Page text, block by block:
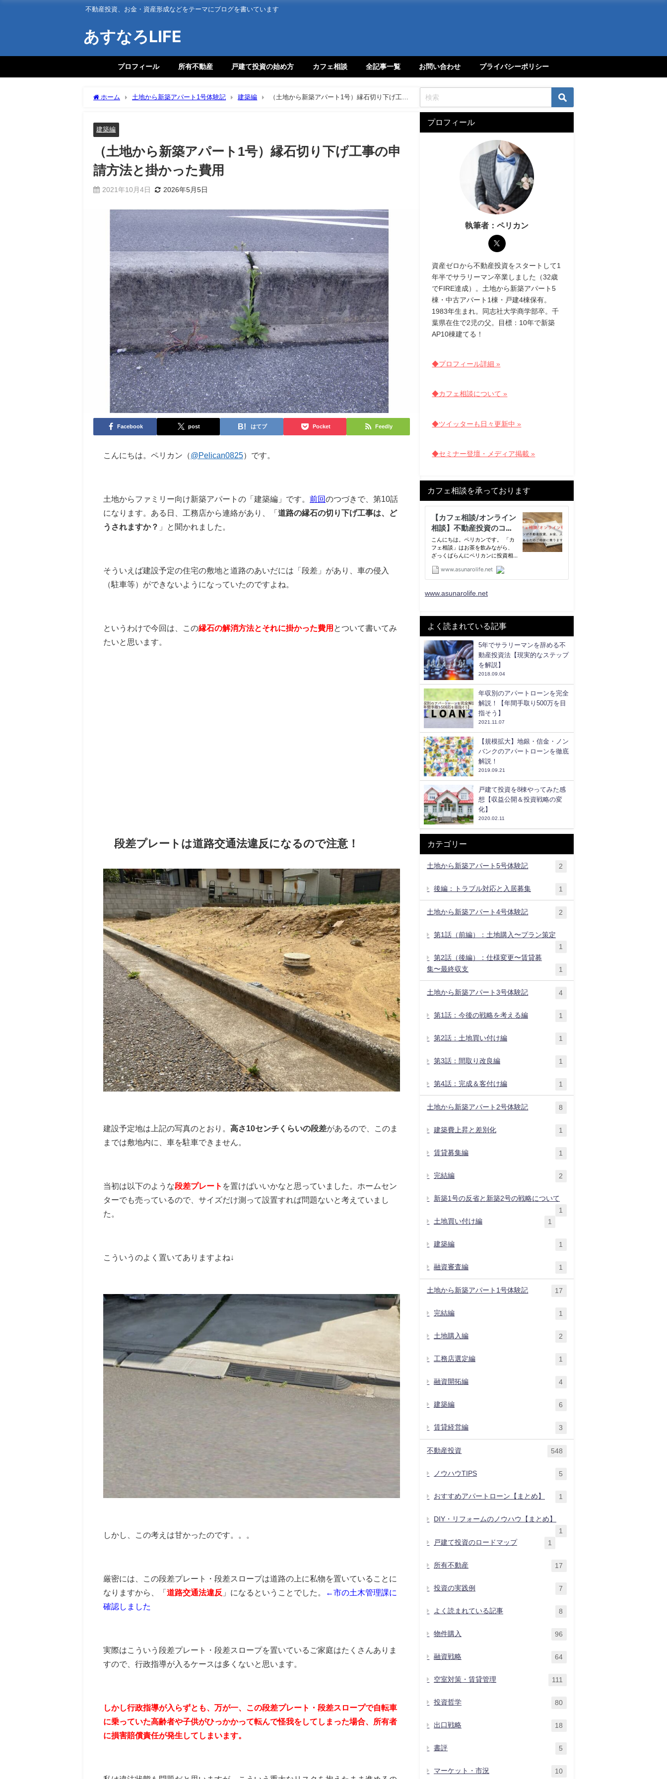
不動産投資、お金・資産形成などをテーマにブログを書いています
あすなろLIFE
プロフィール 所有不動産 戸建て投資の始め方 カフェ相談 全記事一覧 お問い合わせ プライバシーポリシー
ホーム 土地から新築アパート1号体験記 建築編
（土地から新築アパート1号）縁石切り下げ工事
建築編
（土地から新築アパート1号）縁石切り下げ工事の申
請方法と掛かった費用
2021年10月4日 2026年5月5日
Facebook post はてブ Pocket Feedly
こんにちは。ペリカン（@Pelican0825）です。
土地からファミリー向け新築アパートの「建築編」です。 前回のつづきで、第10話
になります。ある日、工務店から連絡があり、「 道路の縁石の切り下げ工事は、ど
うされますか？ 」と聞かれました。
そういえば建設予定の住宅の敷地と道路のあいだには「段差」があり、車の侵入
（駐車等）ができないようになっていたのですよね。
というわけで今回は、この縁石の解消方法とそれに掛かった費用 とついて書いてみ
たいと思います。
段差プレートは道路交通法違反になるので注意！
建設予定地は上記の写真のとおり。 高さ10センチくらいの段差があるので、このま
までは敷地内に、車を駐車できません。
当初は以下のような段差プレート を置けばいいかなと思っていました。ホームセン
ターでも売っているので、サイズだけ測って設置すれば問題ないと考えていまし
た。
こういうのよく置いてありますよね↓
しかし、この考えは甘かったのです。。。
厳密には、この段差プレート・段差スロープは道路の上に私物を置いていることに
なりますから、「 道路交通法違反 」になるということでした。
←市の土木管理課に
確認しました
実際はこういう段差プレート・段差スロープを置いているご家庭はたくさんありま
すので、行政指導が入るケースは多くないと思います。
しかし行政指導が入らずとも、万が一、この段差プレート・段差スロープで自転車
に乗っていた高齢者や子供がひっかかって転んで怪我をしてしまった場合、所有者
に損害賠償責任が発生してしまいます。
プロフィール
執筆者：ペリカン
資産ゼロから不動産投資をスタートして1
年半でサラリーマン卒業しました（32歳
でFIRE達成）。土地から新築アパート5
棟・中古アパート1棟・戸建4棟保有。
1983年生まれ。同志社大学商学部卒。千
葉県在住で2児の父。目標：10年で新築
AP10棟建てる！
◆プロフィール詳細 »
◆カフェ相談について »
◆ツイッターも日々更新中 »
◆セミナー登壇・メディア掲載 »
カフェ相談を承っております
www.asunarolife.net
よく読まれている記事
5年でサラリーマンを辞める不
動産投資法【現実的なステップ
を解説】
2018.09.04
年収別のアパートローンを完全
解説！【年間手取り500万を目
指そう】
2021.11.07
【規模拡大】地銀・信金・ノン
バンクのアパートローンを徹底
解説！
2019.09.21
戸建て投資を8棟やってみた感
想【収益公開＆投資戦略の変
化】
2020.02.11
カテゴリー
土地から新築アパート5号体験記 2
後編：トラブル対応と入居募集 1
土地から新築アパート4号体験記 2
第1話（前編）：土地購入〜プラン策定
1
第2話（後編）：仕様変更〜賃貸募
集〜最終収支
1
土地から新築アパート3号体験記 4
第1話：今後の戦略を考える編 1
第2話：土地買い付け編 1
第3話：間取り改良編 1
第4話：完成＆客付け編 1
土地から新築アパート2号体験記 8
建築費上昇と差別化 1
賃貸募集編 1
完結編 2
新築1号の反省と新築2号の戦略について
1
土地買い付け編
1
建築編 1
融資審査編 1
土地から新築アパート1号体験記 17
完結編 1
土地購入編 2
工務店選定編 1
融資開拓編 4
建築編 6
賃貸経営編 3
不動産投資 548
ノウハウTIPS 5
おすすめアパートローン【まとめ】 1
DIY・リフォームのノウハウ【まとめ】
1
戸建て投資のロードマップ
1
所有不動産 17
投資の実践例 7
よく読まれている記事 8
物件購入 96
融資戦略 64
空室対策・賃貸管理 111
投資哲学 80
出口戦略 18
書評 5
マーケット・市況 10